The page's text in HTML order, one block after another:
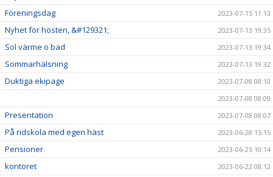
Föreningsdag 2023-07-15 11:13
Nyhet för hösten, &#129321; 2023-07-13 19:35
Sol värme o bad 2023-07-13 19:34
Sommarhälsning 2023-07-13 19:32
Duktiga ekipage
2023-07-08 08:10
2023-07-08 08:09
Presentation 2023-07-08 08:07
På ridskola med egen häst 2023-06-28 15:15
Pensioner 2023-06-25 10:14
kontoret 2023-06-22 08:12